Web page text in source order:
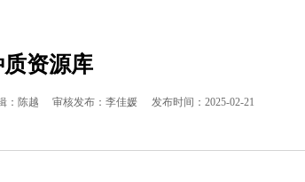
资源库
：陈越 审核发布：李佳媛 发布时间：2025-02-21